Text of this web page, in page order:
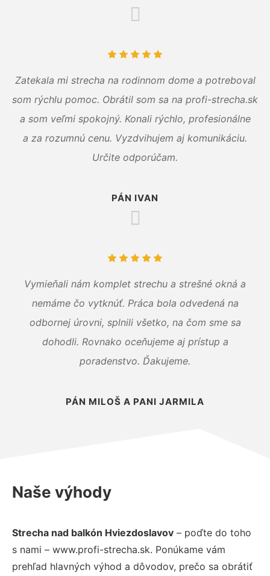
Zatekala mi strecha na rodinnom dome a potreboval
som rýchlu pomoc. Obrátil som sa na profi-strecha.sk
a som veľmi spokojný. Konali rýchlo, profesionálne
a za rozumnú cenu. Vyzdvihujem aj komunikáciu.
Určite odporúčam.
PÁN IVAN
Vymieňali nám komplet strechu a strešné okná a
nemáme čo vytknúť. Práca bola odvedená na
odbornej úrovni, splnili všetko, na čom sme sa
dohodli. Rovnako oceňujeme aj prístup a
poradenstvo. Ďakujeme.
PÁN MILOŠ A PANI JARMILA
Naše výhody
Strecha nad balkón Hviezdoslavov – poďte do toho
s nami – www.profi-strecha.sk. Ponúkame vám
prehľad hlavných výhod a dôvodov, prečo sa obrátiť